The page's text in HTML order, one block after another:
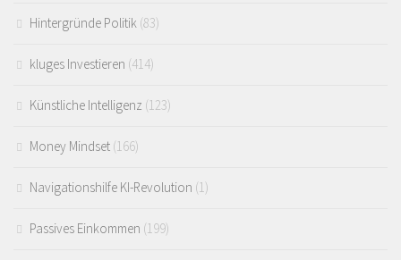
Hintergründe Politik (83)
kluges Investieren (414)
Künstliche Intelligenz (123)
Money Mindset (166)
Navigationshilfe KI-Revolution (1)
Passives Einkommen (199)